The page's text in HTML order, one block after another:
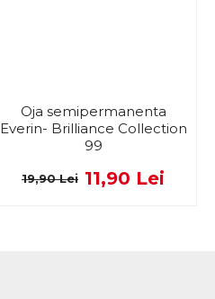
Oja semipermanenta
Everin- Brilliance Collection
99
11,90 Lei
19,90 Lei